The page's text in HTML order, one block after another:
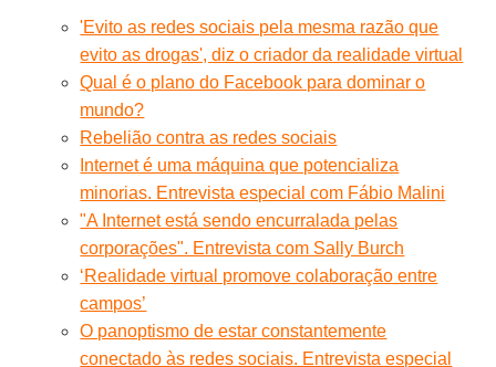
'Evito as redes sociais pela mesma razão que
evito as drogas', diz o criador da realidade virtual
Qual é o plano do Facebook para dominar o
mundo?
Rebelião contra as redes sociais
Internet é uma máquina que potencializa
minorias. Entrevista especial com Fábio Malini
"A Internet está sendo encurralada pelas
corporações". Entrevista com Sally Burch
‘Realidade virtual promove colaboração entre
campos’
O panoptismo de estar constantemente
conectado às redes sociais. Entrevista especial